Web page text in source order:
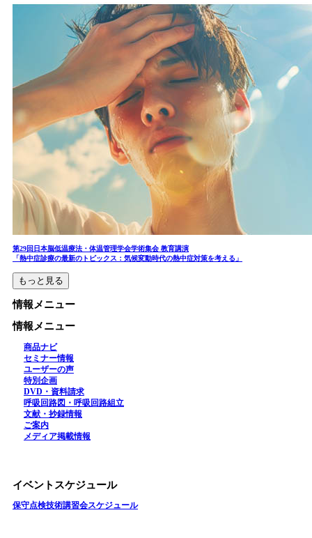
第29回日本脳低温療法・体温管理学会学術集会 教育講演
「熱中症診療の最新のトピックス：気候変動時代の熱中症対策を考える」
もっと見る
情報メニュー
情報メニュー
商品ナビ
セミナー情報
ユーザーの声
特別企画
DVD・資料請求
呼吸回路図・呼吸回路組立
文献・抄録情報
ご案内
メディア掲載情報
イベントスケジュール
保守点検技術講習会スケジュール